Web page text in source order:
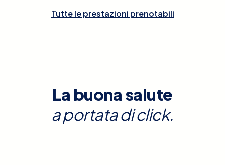
Tutte le prestazioni prenotabili
La buona salute
a portata di click.